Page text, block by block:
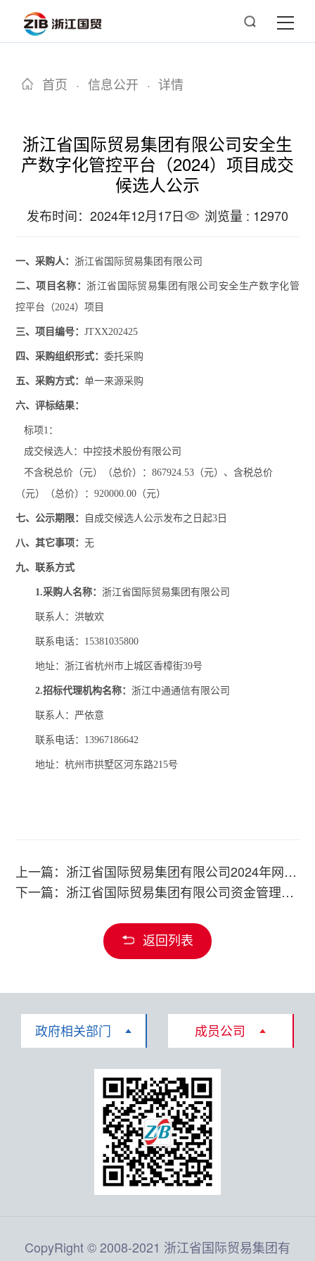
首页 · 信息公开 · 详情
浙江省国际贸易集团有限公司安全生
产数字化管控平台（2024）项目成交
候选人公示
发布时间：2024年12月17日 浏览量 : 12970
一、采购人 ： 浙江省国际贸易集团有限公司
二、项目名称： 浙江省国际贸易集团有限公司安全生产数字化管
控平台（2024）项目
三、项目编号：JTXX202425
四、采购组织形式：委托采购
五、采购方式：单一来源采购
六、评标结果：
标项1：
成交候选人：中控技术股份有限公司
不含税总价（元）（总价）：867924.53（元）、含税总价
（元）（总价）：920000 .00 （元）
七、公示期限： 自 成交候选人公示发布之日起3日
八、其它事项：无
九、联系方式
1.采购人名称： 浙江省国际贸易集团有限公司
联系人：洪敏欢
联系电话： 15381035800
地址： 浙江省杭州市上城区香樟街39号
2.招标代理机构名称： 浙江中通通信有限公司
联系人： 严依意
联系电话： 13967186642
地址：杭州市拱墅区河东路215号
上一篇：浙江省国际贸易集团有限公司2024年网约车平台、商旅服务平台采购服务公开招标项目的招标公告
下一篇：浙江省国际贸易集团有限公司资金管理系统运维2024项目成交候选人公示
返回列表
政府相关部门 成员公司
CopyRight © 2008-2021 浙江省国际贸易集团有